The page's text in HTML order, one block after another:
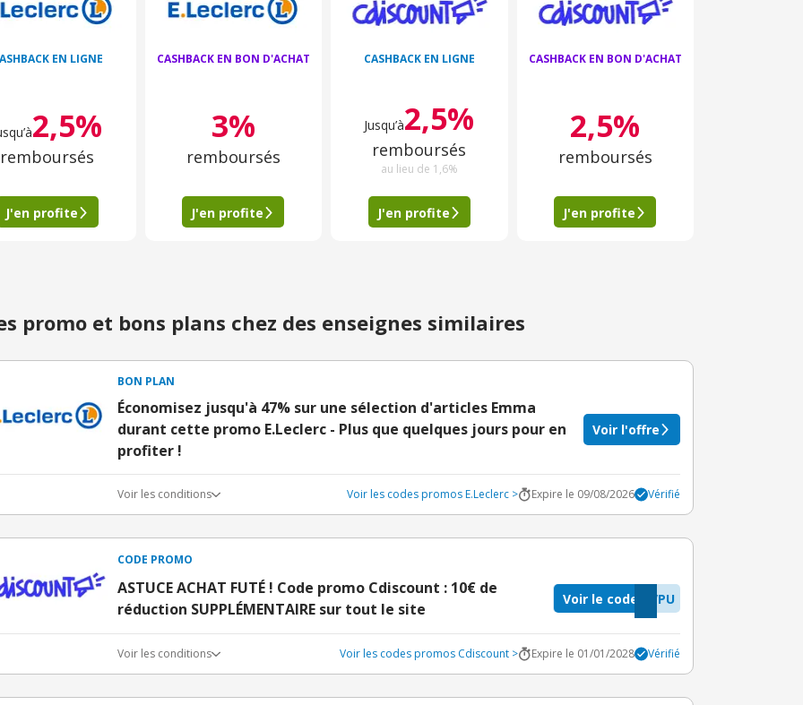
EN LIGNE
2,5%
remboursés
J'en profite
CASHBACK EN BON D'ACHAT
3%
remboursés
J'en profite
CASHBACK EN LIGNE
Jusqu’à2,5%
remboursés
au lieu de 1,6%
J'en profite
CASHBACK EN BON D'ACHAT
2,5%
remboursés
J'en profite
promo et bons plans chez des enseignes similaires
BON PLAN
Économisez jusqu'à 47% sur une sélection d'articles Emma
durant cette promo E.Leclerc - Plus que quelques jours pour en
profiter !
Voir l'offre
Voir les conditions Voir les codes promos E.Leclerc > Expire le 09/08/2026 Vérifié
CODE PROMO
ASTUCE ACHAT FUTÉ ! Code promo Cdiscount : 10€ de
réduction SUPPLÉMENTAIRE sur tout le site
VPU
Voir le code
Voir les conditions Voir les codes promos Cdiscount > Expire le 01/01/2028 Vérifié